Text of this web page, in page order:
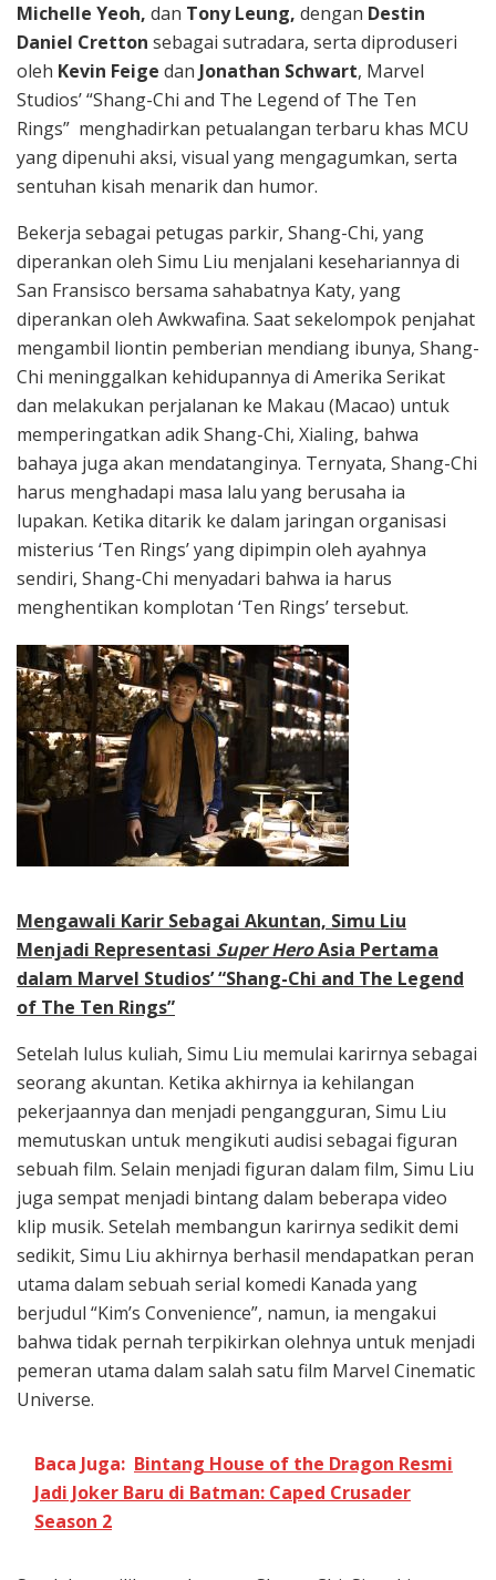
Michelle Yeoh, dan Tony Leung, dengan Destin
Daniel Cretton sebagai sutradara, serta diproduseri
oleh Kevin Feige dan Jonathan Schwart, Marvel
Studios’ “Shang-Chi and The Legend of The Ten
Rings” menghadirkan petualangan terbaru khas MCU
yang dipenuhi aksi, visual yang mengagumkan, serta
sentuhan kisah menarik dan humor.
Bekerja sebagai petugas parkir, Shang-Chi, yang
diperankan oleh Simu Liu menjalani kesehariannya di
San Fransisco bersama sahabatnya Katy, yang
diperankan oleh Awkwafina. Saat sekelompok penjahat
mengambil liontin pemberian mendiang ibunya, Shang-
Chi meninggalkan kehidupannya di Amerika Serikat
dan melakukan perjalanan ke Makau (Macao) untuk
memperingatkan adik Shang-Chi, Xialing, bahwa
bahaya juga akan mendatanginya. Ternyata, Shang-Chi
harus menghadapi masa lalu yang berusaha ia
lupakan. Ketika ditarik ke dalam jaringan organisasi
misterius ‘Ten Rings’ yang dipimpin oleh ayahnya
sendiri, Shang-Chi menyadari bahwa ia harus
menghentikan komplotan ‘Ten Rings’ tersebut.
Mengawali Karir Sebagai Akuntan, Simu Liu
Menjadi Representasi Super HeroAsia Pertama
dalam Marvel Studios’ “Shang-Chi and The Legend
of The Ten Rings”
Setelah lulus kuliah, Simu Liu memulai karirnya sebagai
seorang akuntan. Ketika akhirnya ia kehilangan
pekerjaannya dan menjadi pengangguran, Simu Liu
memutuskan untuk mengikuti audisi sebagai figuran
sebuah film. Selain menjadi figuran dalam film, Simu Liu
juga sempat menjadi bintang dalam beberapa video
klip musik. Setelah membangun karirnya sedikit demi
sedikit, Simu Liu akhirnya berhasil mendapatkan peran
utama dalam sebuah serial komedi Kanada yang
berjudul “Kim’s Convenience”, namun, ia mengakui
bahwa tidak pernah terpikirkan olehnya untuk menjadi
pemeran utama dalam salah satu film Marvel Cinematic
Universe.
Baca Juga: Bintang House of the Dragon Resmi
Jadi Joker Baru di Batman: Caped Crusader
Season 2